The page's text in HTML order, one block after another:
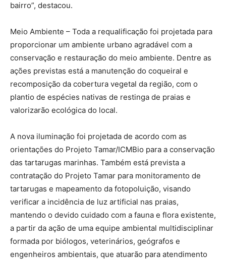
bairro”, destacou.
Meio Ambiente – Toda a requalificação foi projetada para
proporcionar um ambiente urbano agradável com a
conservação e restauração do meio ambiente. Dentre as
ações previstas está a manutenção do coqueiral e
recomposição da cobertura vegetal da região, com o
plantio de espécies nativas de restinga de praias e
valorizarão ecológica do local.
A nova iluminação foi projetada de acordo com as
orientações do Projeto Tamar/ICMBio para a conservação
das tartarugas marinhas. Também está prevista a
contratação do Projeto Tamar para monitoramento de
tartarugas e mapeamento da fotopoluição, visando
verificar a incidência de luz artificial nas praias,
mantendo o devido cuidado com a fauna e flora existente,
a partir da ação de uma equipe ambiental multidisciplinar
formada por biólogos, veterinários, geógrafos e
engenheiros ambientais, que atuarão para atendimento